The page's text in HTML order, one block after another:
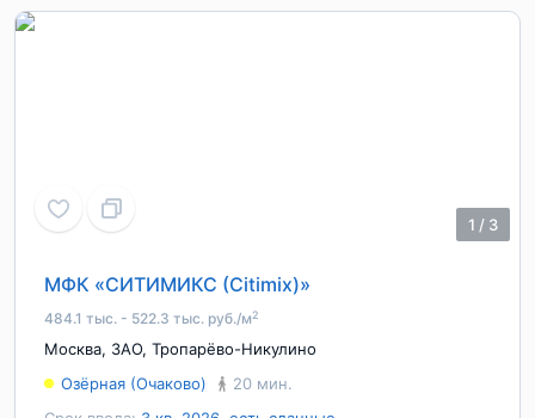
1 / 3
МФК «СИТИМИКС (Citimix)»
484.1 тыс. - 522.3 тыс. руб./м2
Москва, ЗАО, Тропарёво-Никулино
Озёрная (Очаково) 20 мин.